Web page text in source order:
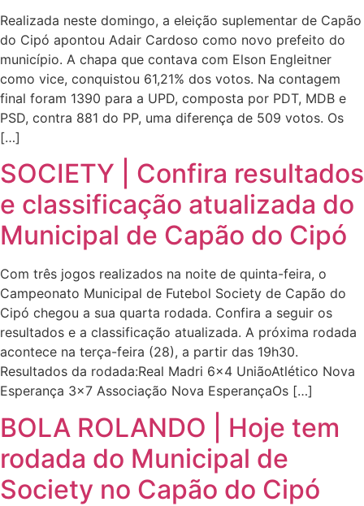
Realizada neste domingo, a eleição suplementar de Capão
do Cipó apontou Adair Cardoso como novo prefeito do
município. A chapa que contava com Elson Engleitner
como vice, conquistou 61,21% dos votos. Na contagem
final foram 1390 para a UPD, composta por PDT, MDB e
PSD, contra 881 do PP, uma diferença de 509 votos. Os
[…]
SOCIETY | Confira resultados
e classificação atualizada do
Municipal de Capão do Cipó
Com três jogos realizados na noite de quinta-feira, o
Campeonato Municipal de Futebol Society de Capão do
Cipó chegou a sua quarta rodada. Confira a seguir os
resultados e a classificação atualizada. A próxima rodada
acontece na terça-feira (28), a partir das 19h30.
Resultados da rodada:Real Madri 6×4 UniãoAtlético Nova
Esperança 3×7 Associação Nova EsperançaOs […]
BOLA ROLANDO | Hoje tem
rodada do Municipal de
Society no Capão do Cipó